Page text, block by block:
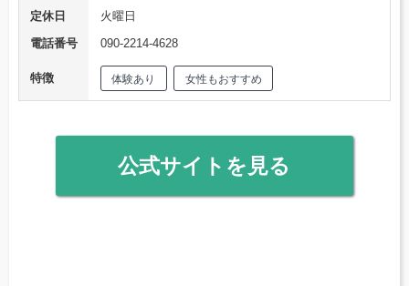
定休日
火曜日
電話番号
090-2214-4628
特徴 体験あり 女性もおすすめ
公式サイトを見る